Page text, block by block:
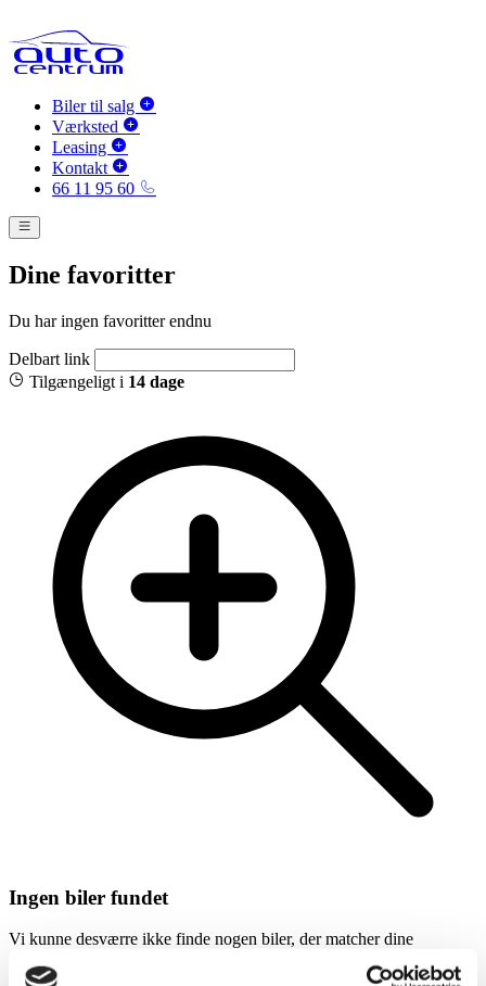
Biler til salg
Værksted
Leasing
Kontakt
66 11 95 60
Dine favoritter
Du har ingen favoritter endnu
Delbart link
Tilgængeligt i 14 dage
Ingen biler fundet
Vi kunne desværre ikke finde nogen biler, der matcher dine